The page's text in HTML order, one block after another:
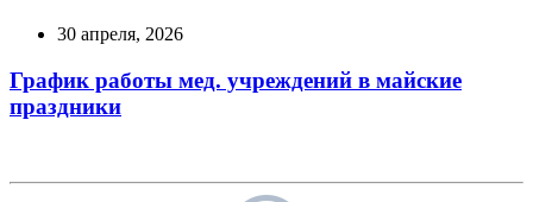
30 апреля, 2026
График работы мед. учреждений в майские
праздники